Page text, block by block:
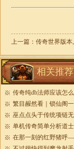
上一篇： 传奇世界版
相关推荐
传奇纯db法师应该怎
繁目赧然看｜锁仙阁
巫点点头于传统项链
单机传奇简单分析道
在那一刻的红野猪呼